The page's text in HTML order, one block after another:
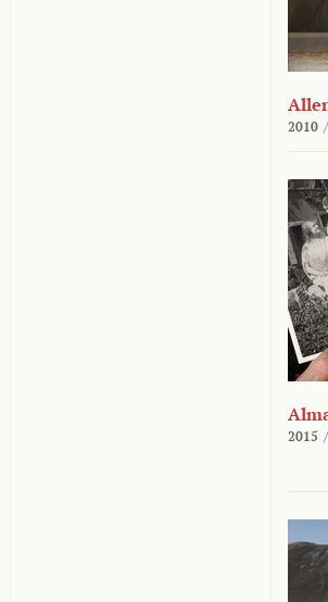
2010 /
2015 /